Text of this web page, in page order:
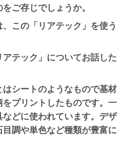
ご存じでしょうか。
この「リアテック」を使う
テック」についてお話した
シートのようなもので基材
プリントしたものです。一
どに使われています。デザ
調や単色など種類が豊富に